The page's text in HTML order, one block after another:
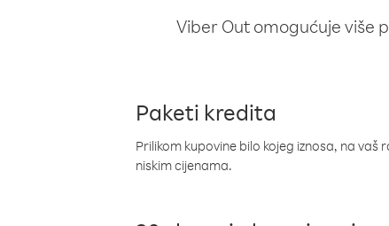
Viber Out omogućuje više
Paketi kredita
Prilikom kupovine bilo kojeg iznosa, na
niskim cijenama.